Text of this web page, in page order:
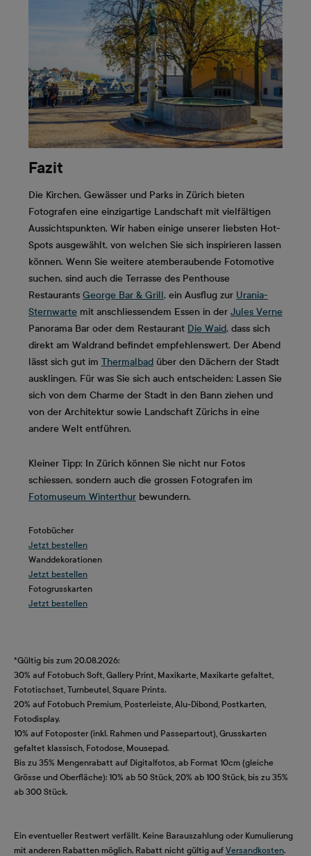
Fazit
Die Kirchen, Gewässer und Parks in Zürich bieten
Fotografen eine einzigartige Landschaft mit vielfältigen
Aussichtspunkten. Wir haben einige unserer liebsten Hot-
Spots ausgewählt, von welchen Sie sich inspirieren lassen
können. Wenn Sie weitere atemberaubende Fotomotive
suchen, sind auch die Terrasse des Penthouse
Restaurants George Bar & Grill, ein Ausflug zur Urania-
Sternwarte mit anschliessendem Essen in der Jules Verne
Panorama Bar oder dem Restaurant Die Waid, dass sich
direkt am Waldrand befindet empfehlenswert. Der Abend
lässt sich gut im Thermalbad über den Dächern der Stadt
ausklingen. Für was Sie sich auch entscheiden: Lassen Sie
sich von dem Charme der Stadt in den Bann ziehen und
von der Architektur sowie Landschaft Zürichs in eine
andere Welt entführen.
Kleiner Tipp: In Zürich können Sie nicht nur Fotos
schiessen, sondern auch die grossen Fotografen im
Fotomuseum Winterthur bewundern.
Fotobücher
Jetzt bestellen
Wanddekorationen
Jetzt bestellen
Fotogrusskarten
Jetzt bestellen
*Gültig bis zum 20.08.2026:
30% auf Fotobuch Soft, Gallery Print, Maxikarte, Maxikarte gefaltet,
Fototischset, Turnbeutel, Square Prints.
20% auf Fotobuch Premium, Posterleiste, Alu-Dibond, Postkarten,
Fotodisplay.
10% auf Fotoposter (inkl. Rahmen und Passepartout), Grusskarten
gefaltet klassisch, Fotodose, Mousepad.
Bis zu 35% Mengenrabatt auf Digitalfotos, ab Format 10cm (gleiche
Grösse und Oberfläche): 10% ab 50 Stück, 20% ab 100 Stück, bis zu 35%
ab 300 Stück.
Ein eventueller Restwert verfällt. Keine Barauszahlung oder Kumulierung
mit anderen Rabatten möglich. Rabatt nicht gültig auf Versandkosten.